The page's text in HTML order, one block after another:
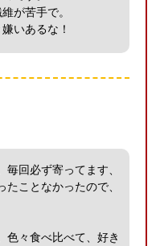
が苦手で。
いあるな！
回必ず寄ってます、
ことなかったので、
色々食べ比べて、好き